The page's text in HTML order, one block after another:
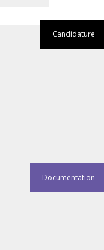
Candidature
Documentation